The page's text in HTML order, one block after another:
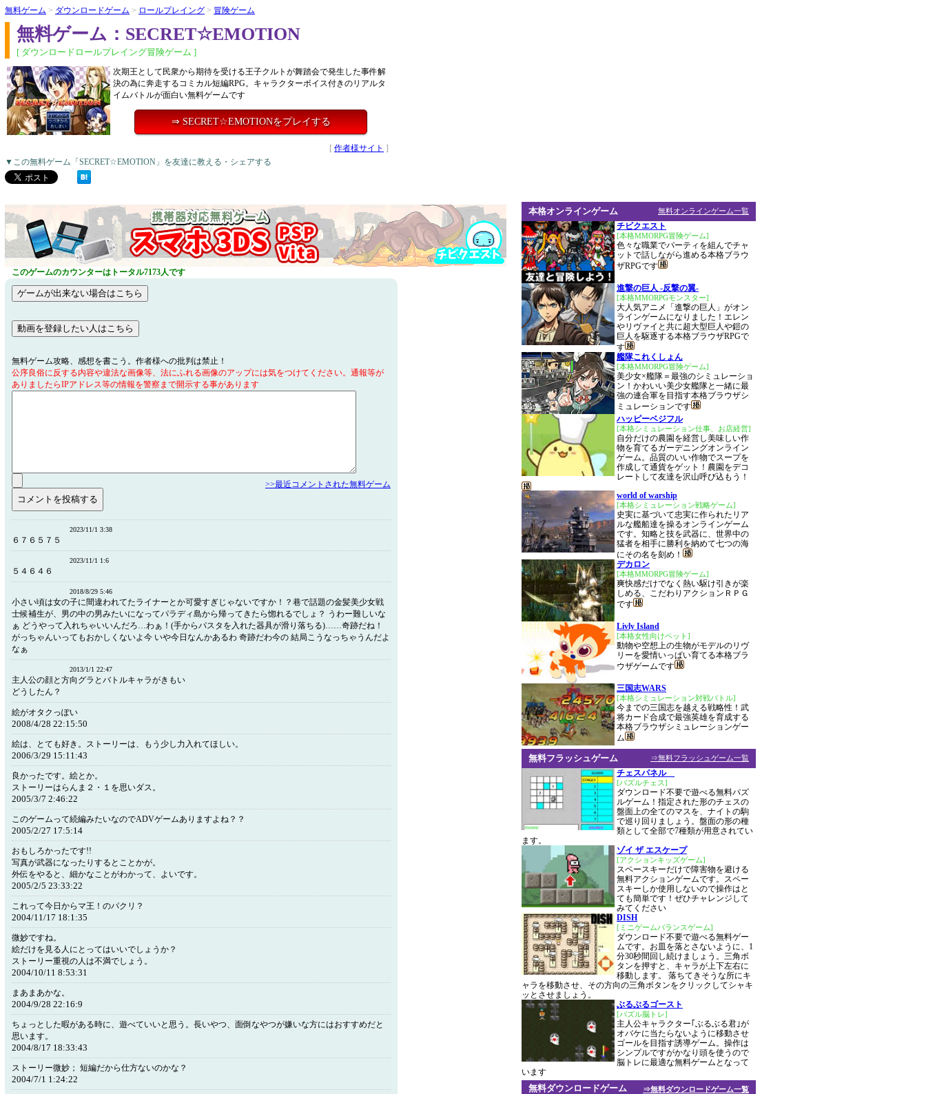
無料ゲーム > ダウンロードゲーム > ロールプレイング > 冒険ゲーム
無料ゲーム：SECRET☆EMOTION
[ ダウンロードロールプレイング冒険ゲーム ]
次期王として民衆から期待を受ける王子クルトが舞踏会で発生した事件解
決の為に奔走するコミカル短編RPG。キャラクターボイス付きのリアルタ
イムバトルが面白い無料ゲームです
⇒ SECRET☆EMOTIONをプレイする
[ 作者様サイト ]
▼この無料ゲーム「SECRET☆EMOTION」を友達に教える・シェアする
このゲームのカウンターはトータル7173人です
無料ゲーム攻略、感想を書こう。作者様への批判は禁止！
公序良俗に反する内容や違法な画像等、法にふれる画像のアップには気をつけてください。通報等が
ありましたらIPアドレス等の情報を警察まで開示する事があります
>>最近コメントされた無料ゲーム
2023/11/1 3:38
６７６５７５
2023/11/1 1:6
５４６４６
2018/8/29 5:46
小さい頃は女の子に間違われてたライナーとか可愛すぎじゃないですか！？巷で話題の金髪美少女戦
士候補生が、男の中の男みたいになってパラディ島から帰ってきたら惚れるでしょ？ うわー難しいな
ぁ どうやって入れちゃいいんだろ…わぁ！(手からパスタを入れた器具が滑り落ちる)……奇跡だね！
がっちゃんいってもおかしくないよ今 いや今日なんかあるわ 奇跡だわ今の 結局こうなっちゃうんだよ
なぁ
2013/1/1 22:47
主人公の顔と方向グラとバトルキャラがきもい
どうしたん？
絵がオタクっぽい
2008/4/28 22:15:50
絵は、とても好き。ストーリーは、もう少し力入れてほしい。
2006/3/29 15:11:43
良かったです。絵とか。
ストーリーはらんま２・１を思いダス。
2005/3/7 2:46:22
このゲームって続編みたいなのでADVゲームありますよね？？
2005/2/27 17:5:14
おもしろかったです!!
写真が武器になったりするとことかが。
外伝をやると、細かなことがわかって、よいです。
2005/2/5 23:33:22
これって今日からマ王！のパクリ？
2004/11/17 18:1:35
微妙ですね。
絵だけを見る人にとってはいいでしょうか？
ストーリー重視の人は不満でしょう。
2004/10/11 8:53:31
まあまあかな。
2004/9/28 22:16:9
ちょっとした暇がある時に、遊べていいと思う。長いやつ、面倒なやつが嫌いな方にはおすすめだと
思います。
2004/8/17 18:33:43
ストーリー微妙； 短編だから仕方ないのかな？
2004/7/1 1:24:22
無料オンラインゲーム一覧
本格オンラインゲーム
チビクエスト
[本格MMORPG冒険ゲーム]
色々な職業でパーティを組んでチャ
ットで話しながら進める本格ブラウ
ザRPGです
進撃の巨人 -反撃の翼-
[本格MMORPGモンスター]
大人気アニメ「進撃の巨人」がオン
ラインゲームになりました！エレン
やリヴァイと共に超大型巨人や鎧の
巨人を駆逐する本格ブラウザRPGで
す
艦隊これくしょん
[本格MMORPG冒険ゲーム]
美少女×艦隊＝最強のシミュレーショ
ン！かわいい美少女艦隊と一緒に最
強の連合軍を目指す本格ブラウザシ
ミュレーションです
ハッピーベジフル
[本格シミュレーション仕事、お店経営]
自分だけの農園を経営し美味しい作
物を育てるガーデニングオンライン
ゲーム。品質のいい作物でスープを
作成して通貨をゲット！農園をデコ
レートして友達を沢山呼び込もう！
world of warship
[本格シミュレーション戦略ゲーム]
史実に基づいて忠実に作られたリア
ルな艦船達を操るオンラインゲーム
です。知略と技を武器に、世界中の
猛者を相手に勝利を納めて七つの海
にその名を刻め！
デカロン
[本格MMORPG冒険ゲーム]
爽快感だけでなく熱い駆け引きが楽
しめる、こだわりアクションＲＰＧ
です
Livly Island
[本格女性向けペット]
動物や空想上の生物がモデルのリヴ
リーを愛情いっぱい育てる本格ブラ
ウザゲームです
三国志WARS
[本格シミュレーション対戦バトル]
今までの三国志を越える戦略性！武
将カード合成で最強英雄を育成する
本格ブラウザシミュレーションゲー
ム
⇒無料フラッシュゲーム一覧
無料フラッシュゲーム
チェスパネル
[パズルチェス]
ダウンロード不要で遊べる無料パズ
ルゲーム！指定された形のチェスの
盤面上の全てのマスを、ナイトの駒
で巡り回りましょう。盤面の形の種
類として全部で7種類が用意されてい
ます。
ゾイ ザ エスケープ
[アクションキッズゲーム]
スペースキーだけで障害物を避ける
無料アクションゲームです。スペー
スキーしか使用しないので操作はと
ても簡単です！ぜひチャレンジして
みてください
DISH
[ミニゲームバランスゲーム]
ダウンロード不要で遊べる無料ゲー
ムです。お皿を落とさないように、1
分30秒間回し続けましょう。三角ボ
タンを押すと、キャラが上下左右に
移動します。 落ちてきそうな所にキ
ャラを移動させ、その方向の三角ボタンをクリックしてシャキ
ッとさせましょう。
ぶるぶるゴースト
[パズル脳トレ]
主人公キャラクター｢ぶるぶる君｣が
オバケに当たらないように移動させ
ゴールを目指す誘導ゲーム。操作は
シンプルですがかなり頭を使うので
脳トレに最適な無料ゲームとなって
います
⇒無料ダウンロードゲーム一覧
無料ダウンロードゲーム